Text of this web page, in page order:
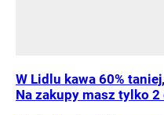
W Lidlu kawa 60%
Na zakupy masz tylko 2